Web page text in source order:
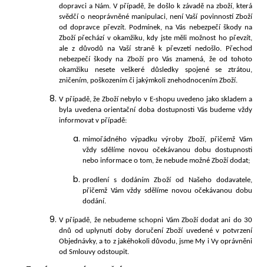
dopravci a Nám. V případě, že došlo k závadě na zboží, která
svědčí o neoprávněné manipulaci, není Vaší povinností Zboží
od dopravce převzít.Podmínek, na Vás nebezpečí škody na
Zboží přechází v okamžiku, kdy jste měli možnost ho převzít,
ale z důvodů na Vaší straně k převzetí nedošlo. Přechod
nebezpečí škody na Zboží pro Vás znamená, že od tohoto
okamžiku nesete veškeré důsledky spojené se ztrátou,
zničením, poškozením či jakýmkoli znehodnocením Zboží.
V případě, že Zboží nebylo v E-shopu uvedeno jako skladem a
byla uvedena orientační doba dostupnosti Vás budeme vždy
informovat v případě:
mimořádného výpadku výroby Zboží, přičemž Vám
vždy sdělíme novou očekávanou dobu dostupnosti
nebo informace o tom, že nebude možné Zboží dodat;
prodlení s dodáním Zboží od Našeho dodavatele,
přičemž Vám vždy sdělíme novou očekávanou dobu
dodání.
V případě, že nebudeme schopni Vám Zboží dodat ani do 30
dnů od uplynutí doby doručení Zboží uvedené v potvrzení
Objednávky, a to z jakéhokoli důvodu, jsme My i Vy oprávněni
od Smlouvy odstoupit.